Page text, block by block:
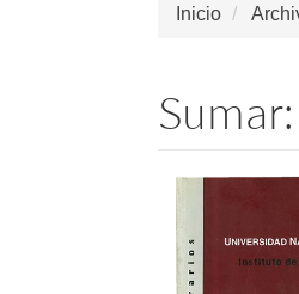
Inicio
Barra
del
artículo